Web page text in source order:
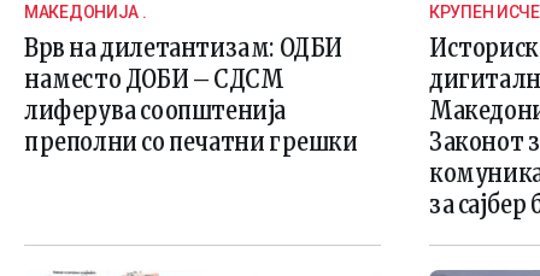
МАКЕДОНИЈА .
Врв на дилетантизам: ОДБИ
наместо ДОБИ – СДСМ
лиферува соопштенија
преполни со печатни грешки
КРУПЕН
Законот
за